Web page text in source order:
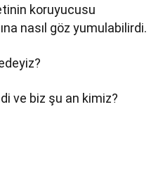
koruyucusu
nasıl göz yumulabilirdi.
ve biz şu an kimiz?